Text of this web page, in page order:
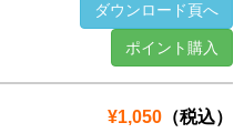
ダウンロード頁へ
ポイント購入
¥1,050 （税込）